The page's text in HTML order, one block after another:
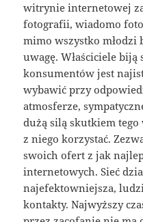
witrynie internetowej
fotografii, wiadomo
mimo wszystko młodzi
uwagę. Właściciele
konsumentów jest
wybawić przy
atmosferze,
dużą silą skutkiem
z niego korzystać.
swoich ofert z jak
internetowych. Sieć
najefektowniejsza,
kontakty. Najwyższy